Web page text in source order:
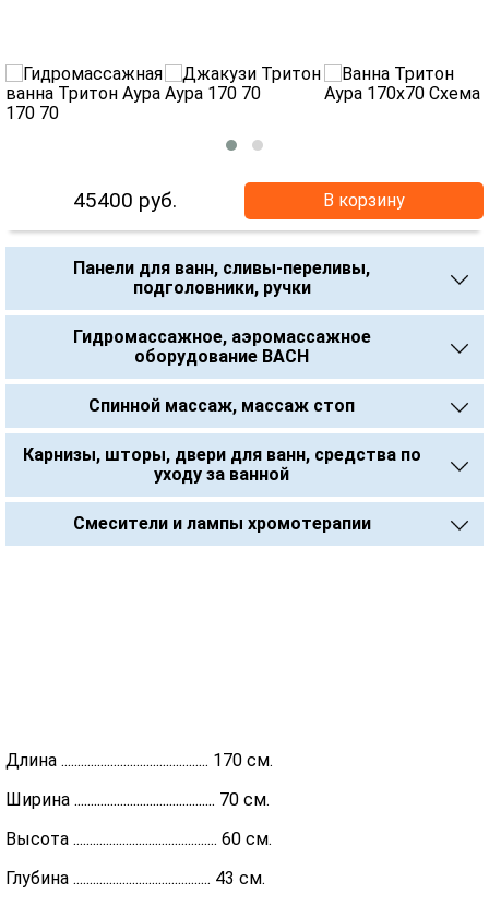
45400 руб. В корзину
Панели для ванн, сливы-переливы,
подголовники, ручки
Гидромассажное, аэромассажное
оборудование BACH
Спинной массаж, массаж стоп
Карнизы, шторы, двери для ванн, средства по
уходу за ванной
Смесители и лампы хромотерапии
Длина ............................................. 170 см.
Ширина ........................................... 70 см.
Высота ............................................ 60 см.
Глубина .......................................... 43 см.